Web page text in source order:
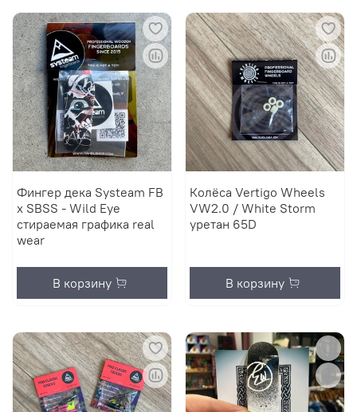
Фингер дека Systeam FB
x SBSS - Wild Eye
стираемая графика real
wear
В корзину
Колёса Vertigo Wheels
VW2.0 / White Storm
уретан 65D
В корзину